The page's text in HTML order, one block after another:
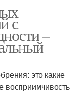
с
–
это какие
восприимчивость